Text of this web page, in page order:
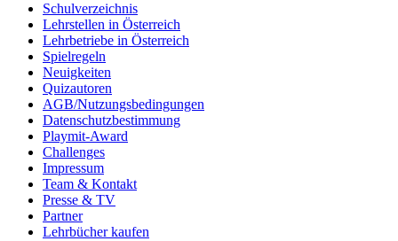
Schulverzeichnis
Lehrstellen in Österreich
Lehrbetriebe in Österreich
Spielregeln
Neuigkeiten
Quizautoren
AGB/Nutzungsbedingungen
Datenschutzbestimmung
Playmit-Award
Challenges
Impressum
Team & Kontakt
Presse & TV
Partner
Lehrbücher kaufen